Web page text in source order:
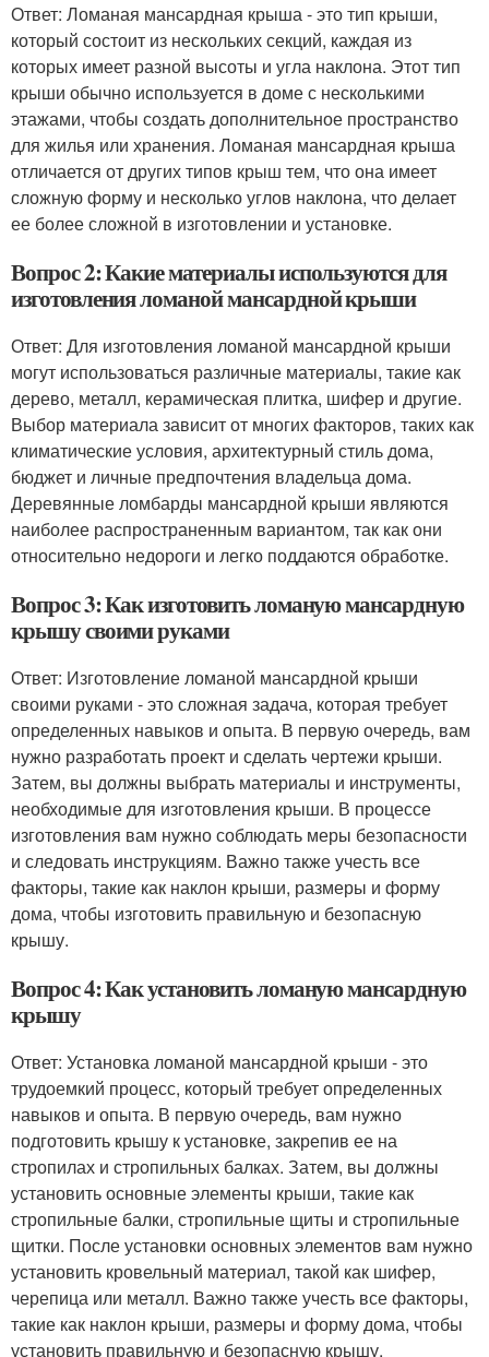
Ответ: Ломаная мансардная крыша - это тип крыши,
который состоит из нескольких секций, каждая из
которых имеет разной высоты и угла наклона. Этот тип
крыши обычно используется в доме с несколькими
этажами, чтобы создать дополнительное пространство
для жилья или хранения. Ломаная мансардная крыша
отличается от других типов крыш тем, что она имеет
сложную форму и несколько углов наклона, что делает
ее более сложной в изготовлении и установке.
Вопрос 2: Какие материалы используются для
изготовления ломаной мансардной крыши
Ответ: Для изготовления ломаной мансардной крыши
могут использоваться различные материалы, такие как
дерево, металл, керамическая плитка, шифер и другие.
Выбор материала зависит от многих факторов, таких как
климатические условия, архитектурный стиль дома,
бюджет и личные предпочтения владельца дома.
Деревянные ломбарды мансардной крыши являются
наиболее распространенным вариантом, так как они
относительно недороги и легко поддаются обработке.
Вопрос 3: Как изготовить ломаную мансардную
крышу своими руками
Ответ: Изготовление ломаной мансардной крыши
своими руками - это сложная задача, которая требует
определенных навыков и опыта. В первую очередь, вам
нужно разработать проект и сделать чертежи крыши.
Затем, вы должны выбрать материалы и инструменты,
необходимые для изготовления крыши. В процессе
изготовления вам нужно соблюдать меры безопасности
и следовать инструкциям. Важно также учесть все
факторы, такие как наклон крыши, размеры и форму
дома, чтобы изготовить правильную и безопасную
крышу.
Вопрос 4: Как установить ломаную мансардную
крышу
Ответ: Установка ломаной мансардной крыши - это
трудоемкий процесс, который требует определенных
навыков и опыта. В первую очередь, вам нужно
подготовить крышу к установке, закрепив ее на
стропилах и стропильных балках. Затем, вы должны
установить основные элементы крыши, такие как
стропильные балки, стропильные щиты и стропильные
щитки. После установки основных элементов вам нужно
установить кровельный материал, такой как шифер,
черепица или металл. Важно также учесть все факторы,
такие как наклон крыши, размеры и форму дома, чтобы
установить правильную и безопасную крышу.